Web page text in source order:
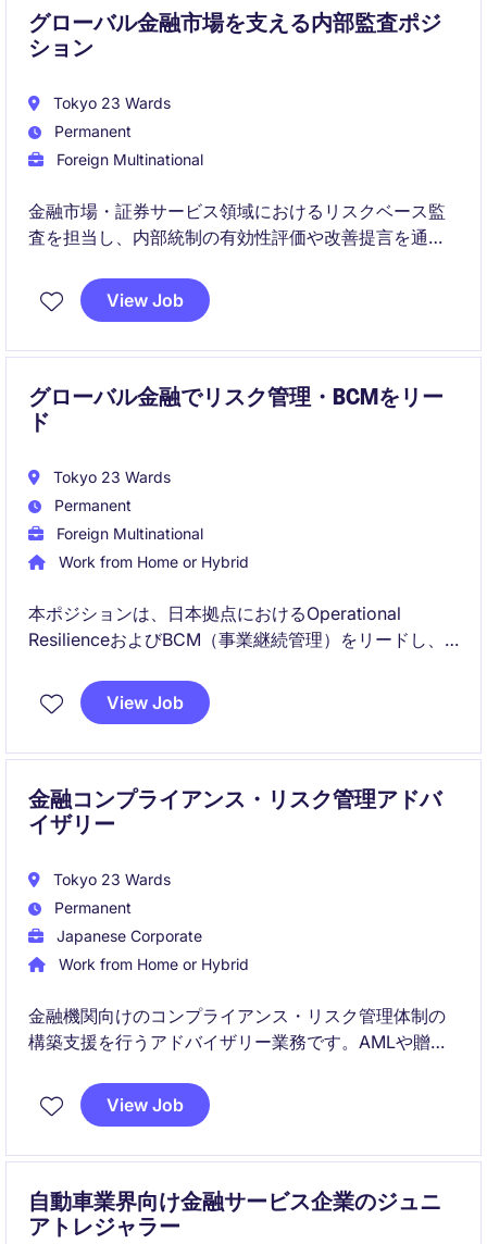
グローバル金融市場を支える内部監査ポジ
ション
Tokyo 23 Wards
Permanent
Foreign Multinational
金融市場・証券サービス領域におけるリスクベース監
査を担当し、内部統制の有効性評価や改善提言を通じ
およびグローバルの監査チームと連携しながら、規制
動向や新たなリスクを踏まえた監査業務に携わること
View Job
グローバル金融でリスク管理・BCMをリー
ド
Tokyo 23 Wards
Permanent
Foreign Multinational
Work from Home or Hybrid
本ポジションは、日本拠点におけるOperational
ResilienceおよびBCM（事業継続管理）をリードし、
略と整合した体制構築を推進し、経営・各部門と連携
しながら高度なリスク管理体制の強化を担います。
View Job
金融コンプライアンス・リスク管理アドバ
イザリー
Tokyo 23 Wards
Permanent
Japanese Corporate
Work from Home or Hybrid
金融機関向けのコンプライアンス・リスク管理体制の
構築支援を行うアドバイザリー業務です。AMLや贈収
ロジェクトに携わります。
View Job
自動車業界向け金融サービス企業のジュニ
アトレジャラー